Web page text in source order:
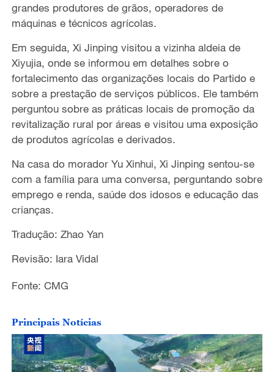
grandes produtores de grãos, operadores de
máquinas e técnicos agrícolas.
Em seguida, Xi Jinping visitou a vizinha aldeia de
Xiyujia, onde se informou em detalhes sobre o
fortalecimento das organizações locais do Partido e
sobre a prestação de serviços públicos. Ele também
perguntou sobre as práticas locais de promoção da
revitalização rural por áreas e visitou uma exposição
de produtos agrícolas e derivados.
Na casa do morador Yu Xinhui, Xi Jinping sentou-se
com a família para uma conversa, perguntando sobre
emprego e renda, saúde dos idosos e educação das
crianças.
Tradução: Zhao Yan
Revisão: Iara Vidal
Fonte: CMG
Principais Notícias